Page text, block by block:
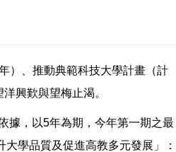
）、推動典範科技大學計畫（計
興歎與望梅止渴。
據，以5年為期，今年第一期之最
學品質及促進高教多元發展」：